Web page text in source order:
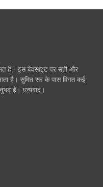
है। इस बेवसाइट पर सही और
है। सुमित सर के पास विगत कई
है। धन्यवाद।